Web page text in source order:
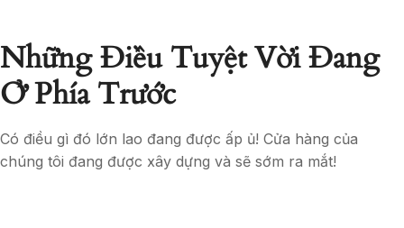
Những Điều Tuyệt Vời Đang
Ở Phía Trước
Có điều gì đó lớn lao đang được ấp ủ! Cửa hàng của
chúng tôi đang được xây dựng và sẽ sớm ra mắt!